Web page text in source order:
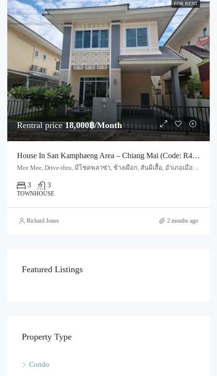
FOR RENT
Rentral price18,000฿/Month
House In San Kamphaeng Area – Chiang Mai (Code: R4039)
3 3
TOWNHOUSE
Richard Jones 2 months ago
Featured Listings
Property Type
Condo